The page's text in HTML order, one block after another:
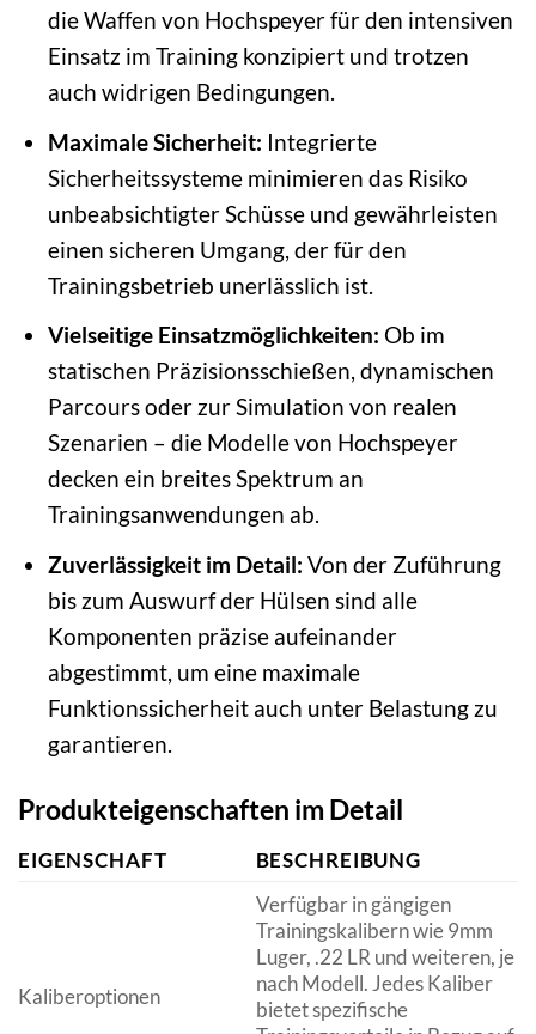
die Waffen von Hochspeyer für den intensiven
Einsatz im Training konzipiert und trotzen
auch widrigen Bedingungen.
Maximale Sicherheit: Integrierte
Sicherheitssysteme minimieren das Risiko
unbeabsichtigter Schüsse und gewährleisten
einen sicheren Umgang, der für den
Trainingsbetrieb unerlässlich ist.
Vielseitige Einsatzmöglichkeiten: Ob im
statischen Präzisionsschießen, dynamischen
Parcours oder zur Simulation von realen
Szenarien – die Modelle von Hochspeyer
decken ein breites Spektrum an
Trainingsanwendungen ab.
Zuverlässigkeit im Detail: Von der Zuführung
bis zum Auswurf der Hülsen sind alle
Komponenten präzise aufeinander
abgestimmt, um eine maximale
Funktionssicherheit auch unter Belastung zu
garantieren.
Produkteigenschaften im Detail
EIGENSCHAFT BESCHREIBUNG
Kaliberoptionen
Verfügbar in gängigen
Trainingskalibern wie 9mm
Luger, .22 LR und weiteren, je
nach Modell. Jedes Kaliber
bietet spezifische